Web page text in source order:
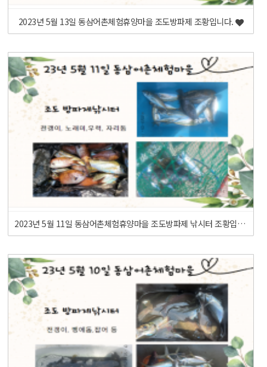
2023년 5월 13일 동삼어촌체험휴양마을 조도방파제 조황입니다.
2023년 5월 11일 동삼어촌체험휴양마을 조도방파제 낚시터 조황입니다.